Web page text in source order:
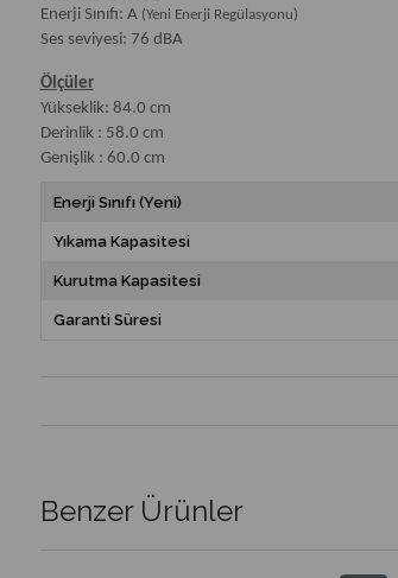
Enerji Sınıfı: A (Yeni Enerji Regülasyonu)
Ses seviyesi: 76 dBA
Ölçüler
Yükseklik: 84.0 cm
Derinlik : 58.0 cm
Genişlik : 60.0 cm
Enerji Sınıfı (Yeni)
Yıkama Kapasitesi
Kurutma Kapasitesi
Garanti Süresi
Benzer Ürünler